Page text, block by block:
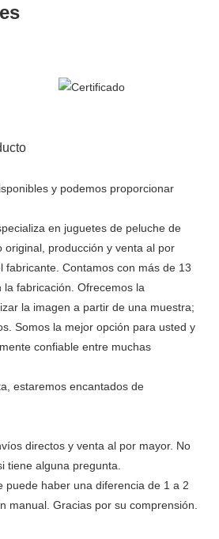
y podemos proporcionar
en juguetes de peluche de
original, producción y venta al por
fabricante. Contamos con más de 13
fabricación. Ofrecemos la
la imagen a partir de una muestra;
Somos la mejor opción para usted y
confiable entre muchas
estaremos encantados de
directos y venta al por mayor. No
tiene alguna pregunta.
puede haber una diferencia de 1 a 2
manual. Gracias por su comprensión.